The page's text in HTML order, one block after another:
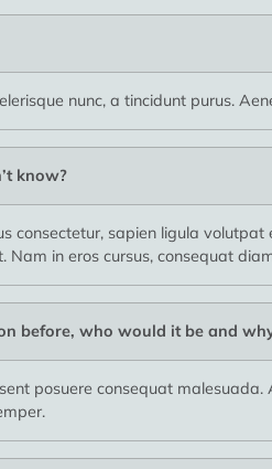
nunc, a tincidunt purus.
know?
consectetur, sapien ligula
in eros cursus, consequat
before, who would it be and
posuere consequat